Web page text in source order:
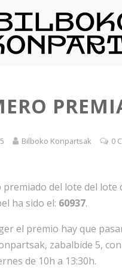
Bilboko Konpartsak
0
premiado del lote del lote
ha sido el: 60937.
el premio hay que
zabalbide 5,
de 10h a 13:30h.